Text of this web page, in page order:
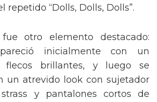
repetido “Dolls, Dolls, Dolls”.
otro elemento destacado:
inicialmente con un
flecos brillantes, y luego se
un atrevido look con sujetador
y pantalones cortos de